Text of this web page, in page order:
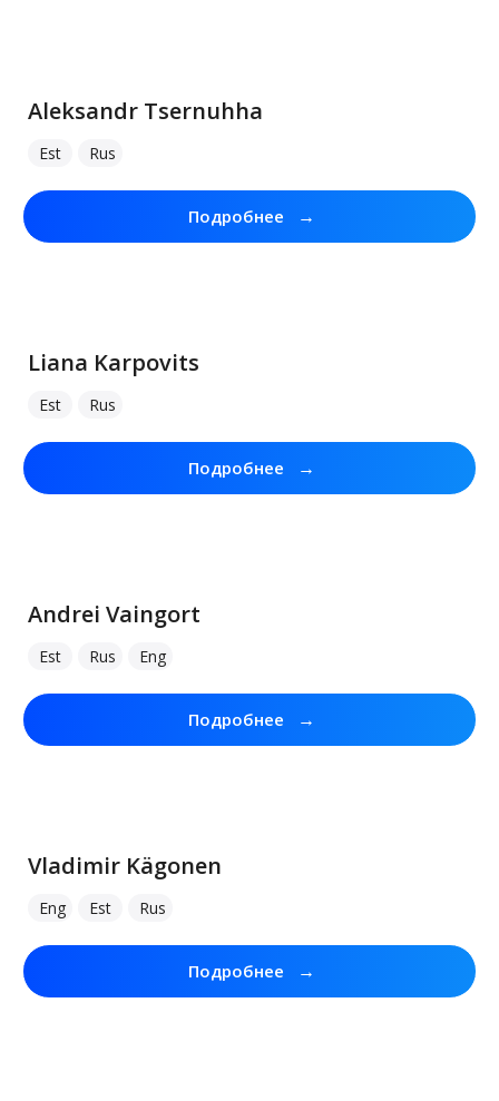
Aleksandr Tsernuhha
Est Rus
Подробнее →
Liana Karpovits
Est Rus
Подробнее →
Andrei Vaingort
Est Rus Eng
Подробнее →
Vladimir Kägonen
Eng Est Rus
Подробнее →